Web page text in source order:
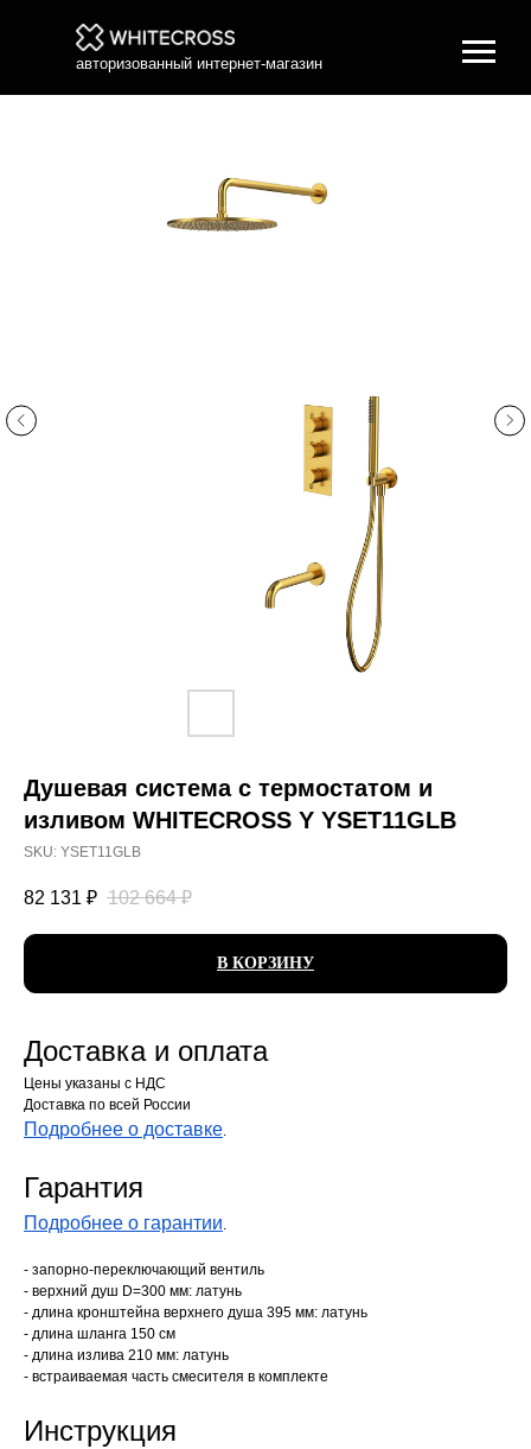
авторизованный интернет-магазин
Душевая система с термостатом и
изливом WHITECROSS Y YSET11GLB
SKU: YSET11GLB
82 131 ₽ 102 664 ₽
В КОРЗИНУ
Доставка и оплата
Цены указаны с НДС
Доставка по всей России
Подробнее о доставке.
Гарантия
Подробнее о гарантии.
- запорно-переключающий вентиль
- верхний душ D=300 мм: латунь
- длина кронштейна верхнего душа 395 мм: латунь
- длина шланга 150 см
- длина излива 210 мм: латунь
- встраиваемая часть смесителя в комплекте
Инструкция